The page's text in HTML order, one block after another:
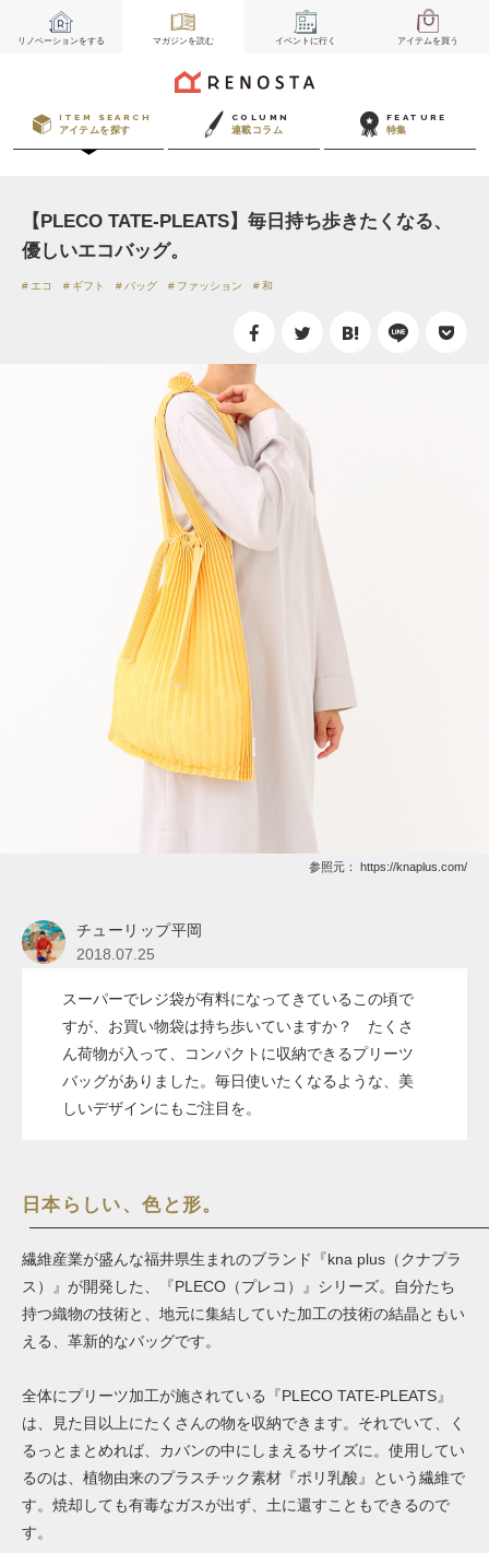
リノベーションをする マガジンを読む イベント に行く アイテムを買う
ITEM SEARCH
アイテムを探す
COLUMN
連載コラム
FEATURE
特集
【PLECO TATE-PLEATS】毎日持ち歩きたくなる、
優しいエコバッグ。
エコ ギフト バッグ ファッション 和
参照元： https://knaplus.com/
チューリップ平岡
2018.07.25
スーパーでレジ袋が有料になってきているこの頃で
すが、お買い物袋は持ち歩いていますか？ たくさ
ん荷物が入って、コンパクトに収納できるプリーツ
バッグがありました。毎日使いたくなるような、美
しいデザインにもご注目を。
日本らしい、色と形。
繊維産業が盛んな福井県生まれのブランド『kna plus（クナプラ
ス）』が開発した、『PLECO（プレコ）』シリーズ。自分たち
持つ織物の技術と、地元に集結していた加工の技術の結晶ともい
える、革新的なバッグです。
全体にプリーツ加工が施されている『PLECO TATE-PLEATS』
は、見た目以上にたくさんの物を収納できます。それでいて、く
るっとまとめれば、カバンの中にしまえるサイズに。使用してい
るのは、植物由来のプラスチック素材『ポリ乳酸』という繊維で
す。焼却しても有毒なガスが出ず、土に還すこともできるので
す。